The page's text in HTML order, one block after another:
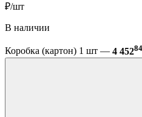
₽/шт
В наличии
Коробка (картон) 1 шт — 4 45284